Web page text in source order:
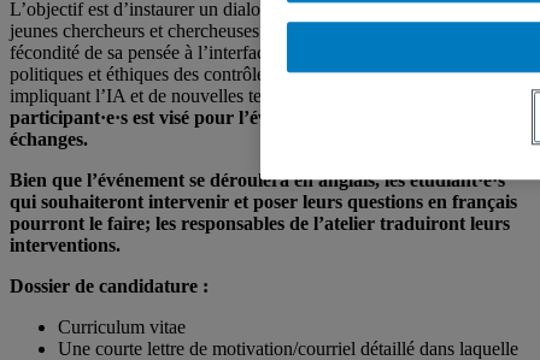
L’objectif est d’instaurer un dialogue entre Petra Molnar et des
jeunes chercheurs et chercheuses de la relève afin d’éprouver la
fécondité de sa pensée à l’interface des dimensions juridiques,
politiques et éthiques des contrôles migratoires, notamment ceux
impliquant l’IA et de nouvelles technologies.
participant·e·s est visé pour l’événement afin de maximiser les
échanges.
Bien que l’événement se déroulera en anglais, les étudiant·e·s
qui souhaiteront intervenir et poser leurs questions en français
pourront le faire; les responsables de l’atelier traduiront leurs
interventions.
Dossier de candidature :
Curriculum vitae
Une courte lettre de motivation/courriel détaillé dans laquelle